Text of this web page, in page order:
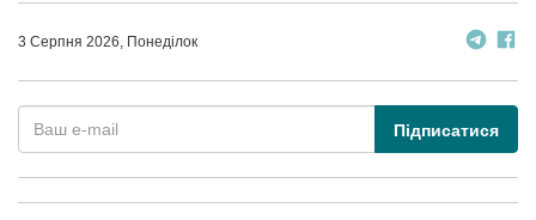
3 Серпня 2026, Понеділок
Підписатися